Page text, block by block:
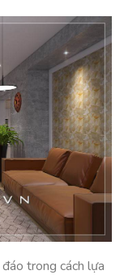
trong cách lựa